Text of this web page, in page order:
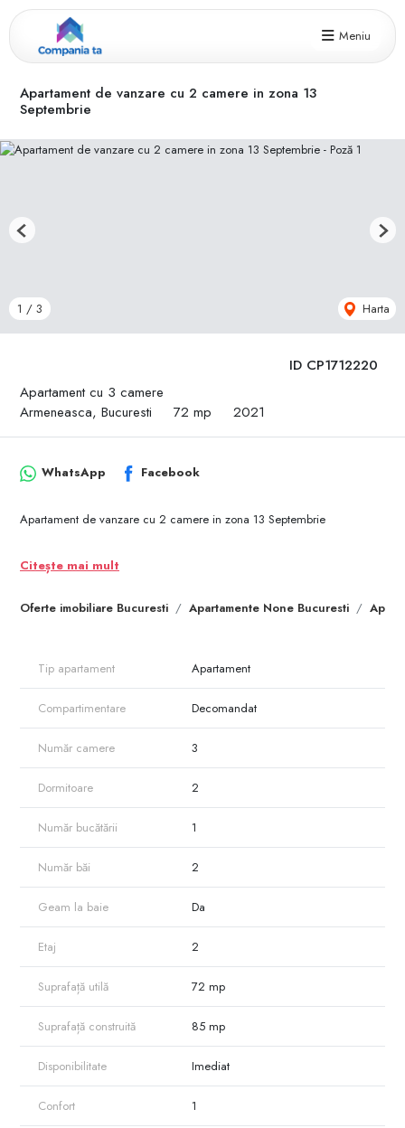
Meniu
Apartament de vanzare cu 2 camere in zona 13
Septembrie
ID CP1712220
Apartament cu 3 camere
Armeneasca, Bucuresti
72 mp 2021
1 / 3 Harta
Previous Next
Oferte imobiliare Bucuresti Apartamente None Bucuresti
WhatsApp Facebook
Apartament de vanzare cu 2 camere in zona 13 Septembrie
Citește mai mult
Tip apartament Apartament
Compartimentare Decomandat
Număr camere 3
Dormitoare 2
Număr bucătării 1
Număr băi 2
Geam la baie Da
Etaj 2
Suprafață utilă 72 mp
Suprafață construită 85 mp
Disponibilitate Imediat
Confort 1